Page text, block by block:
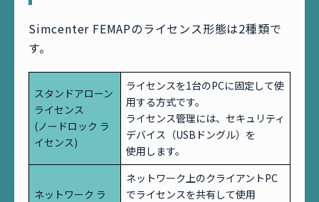
Simcenter FEMAPのライセンス形態は2種類で
す。
スタンドアローン
ライセンス
(ノードロック ラ
イセンス)
ライセンスを1台のPCに固定して使
用する方式です。
ライセンス管理には、セキュリティ
デバイス（USBドングル）を
使用します。
ネットワーク ラ
ネットワーク上のクライアントPC
でライセンスを共有して使用